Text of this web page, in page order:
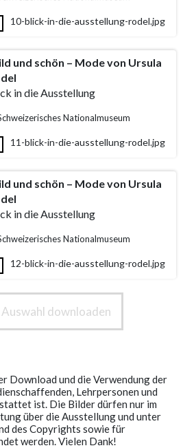
10-blick-in-die-ausstellung-rodel.jpg
und schön – Mode von Ursula
in die Ausstellung
Nationalmuseum
11-blick-in-die-ausstellung-rodel.jpg
und schön – Mode von Ursula
in die Ausstellung
Nationalmuseum
12-blick-in-die-ausstellung-rodel.jpg
Auswahl downloaden
Download und die Verwendung der
Lehrpersonen und
ist. Die Bilder dürfen nur im
über die Ausstellung und unter
des Copyrights sowie für
werden. Vielen Dank!